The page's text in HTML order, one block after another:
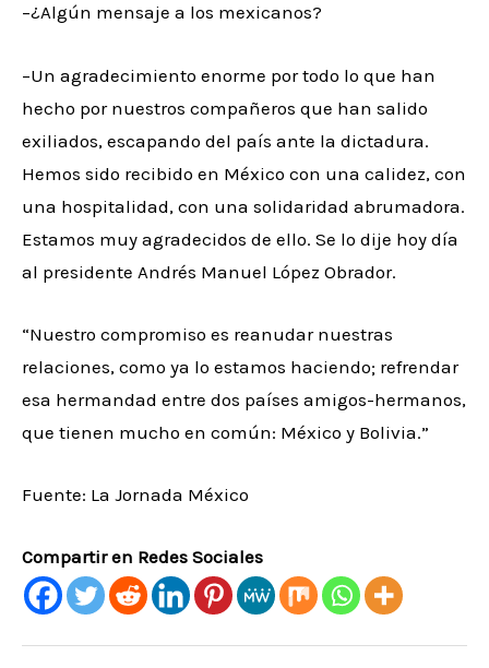
–¿Algún mensaje a los mexicanos?
–Un agradecimiento enorme por todo lo que han
hecho por nuestros compañeros que han salido
exiliados, escapando del país ante la dictadura.
Hemos sido recibido en México con una calidez, con
una hospitalidad, con una solidaridad abrumadora.
Estamos muy agradecidos de ello. Se lo dije hoy día
al presidente Andrés Manuel López Obrador.
“Nuestro compromiso es reanudar nuestras
relaciones, como ya lo estamos haciendo; refrendar
esa hermandad entre dos países amigos-hermanos,
que tienen mucho en común: México y Bolivia.”
Fuente: La Jornada México
Compartir en Redes Sociales